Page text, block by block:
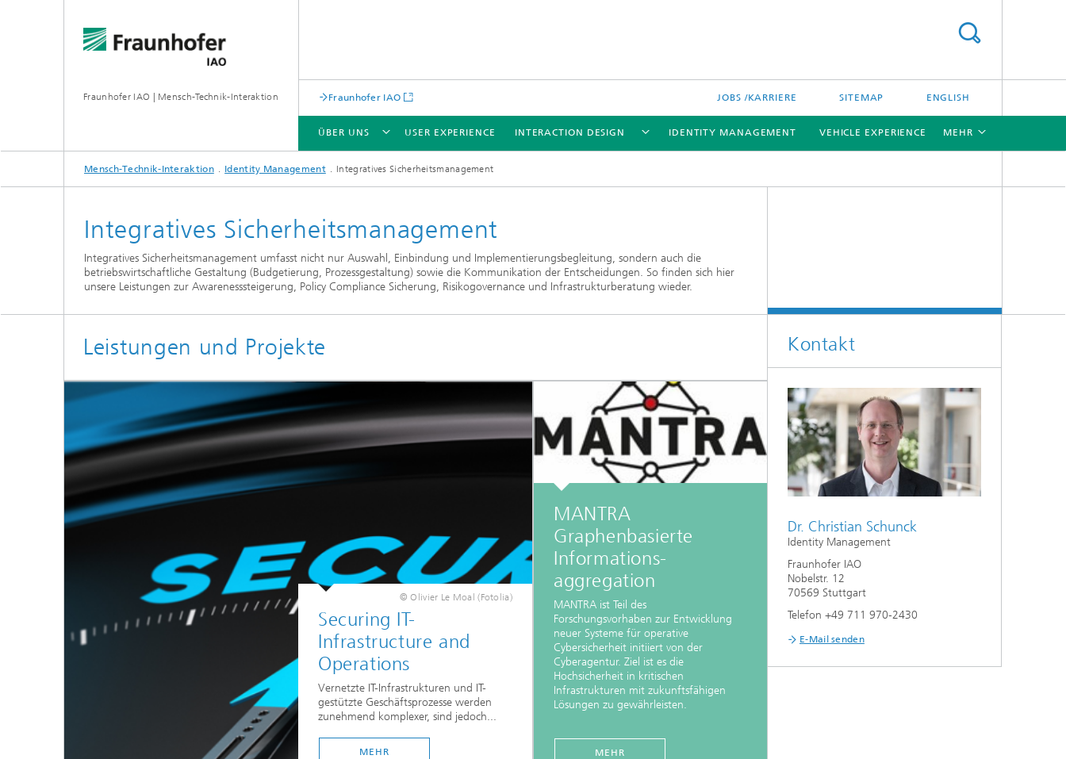
Fraunhofer IAO | Mensch-Technik-Interaktion Fraunhofer IAO JOBS /KARRIERE SITEMAP ENGLISH
ÜBER UNS
ÜBER UNS
USER EXPERIENCE INTERACTION DESIGN
INTERACTION DESIGN
IDENTITY MANAGEMENT VEHICLE EXPERIENCE MEHR
Mensch-Technik-Interaktion Identity Management Integratives Sicherheitsmanagement
Integratives Sicherheitsmanagement
Integratives Sicherheitsmanagement umfasst nicht nur Auswahl, Einbindung und Implementierungsbegleitung, sondern auch die
betriebswirtschaftliche Gestaltung (Budgetierung, Prozessgestaltung) sowie die Kommunikation der Entscheidungen. So finden sich hier
unsere Leistungen zur Awarenesssteigerung, Policy Compliance Sicherung, Risikogovernance und Infrastrukturberatung wieder.
Leistungen und Projekte
© Olivier Le Moal (Fotolia)
Securing IT-
Infrastructure and
Operations
Vernetzte IT-Infrastrukturen und IT-
gestützte Geschäftsprozesse werden
zunehmend komplexer, sind jedoch...
MEHR
MANTRA
Graphenbasierte
Informations-
aggregation
MANTRA ist Teil des
Forschungsvorhaben zur Entwicklung
neuer Systeme für operative
Cybersicherheit initiiert von der
Cyberagentur. Ziel ist es die
Hochsicherheit in kritischen
Infrastrukturen mit zukunftsfähigen
Lösungen zu gewährleisten.
MEHR
Kontakt
Dr. Christian Schunck
Identity Management
Fraunhofer IAO
Nobelstr. 12
70569 Stuttgart
Telefon +49 711 970-2430
E-Mail senden